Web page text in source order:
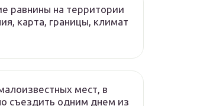
равнины на территории
карта, границы, климат
мест, в
съездить одним днем из